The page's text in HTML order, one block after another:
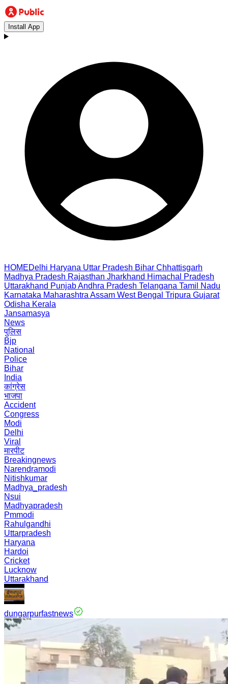
Install App
HOMEDelhi Haryana Uttar Pradesh Bihar Chhattisgarh
Madhya Pradesh Rajasthan Jharkhand Himachal Pradesh
Uttarakhand PunjabAndhra Pradesh Telangana Tamil Nadu
Karnataka Maharashtra Assam West Bengal Tripura Gujarat
Odisha Kerala
Jansamasya
News
पुलिस
Bjp
National
Police
Bihar
India
कांग्रेस
भाजपा
Accident
Congress
Modi
Delhi
Viral
मारपीट
Breakingnews
Narendramodi
Nitishkumar
Madhya_pradesh
Nsui
Madhyapradesh
Pmmodi
Rahulgandhi
Uttarpradesh
Haryana
Hardoi
Cricket
Lucknow
Uttarakhand
dungarpurfastnews